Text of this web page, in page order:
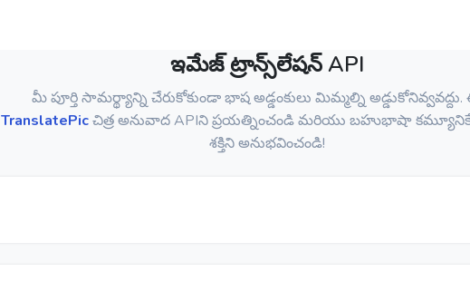
ఇమేజ్ ట్రాన్స్‌లేషన్ API
మీ పూర్తి సామర్థ్యాన్ని చేరుకోకుండా భాష అడ్డంకులు మిమ్మల్ని
TranslatePicచిత్ర అనువాద APIని ప్రయత్నించండి మరియు బహుభాషా
శక్తిని అనుభవించండి!